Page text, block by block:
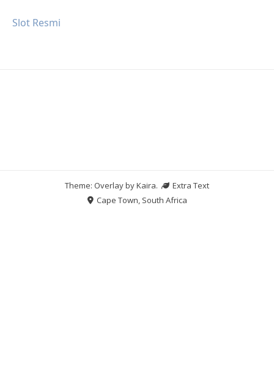
Slot Resmi
Theme: Overlay byKaira.
Extra Text
Cape Town, South Africa